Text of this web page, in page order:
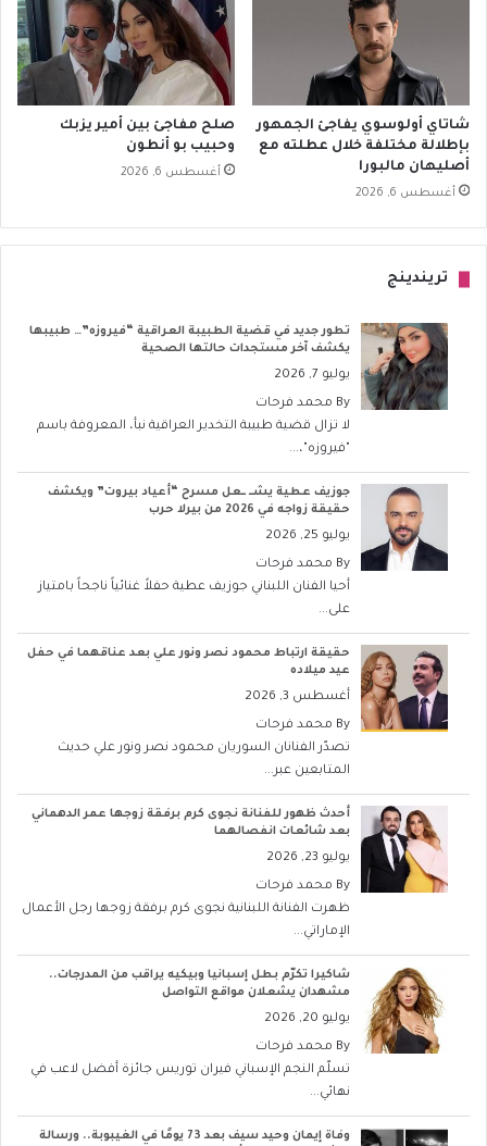
شاتاي أولوسوي يفاجئ الجمهور
بإطلالة مختلفة خلال عطلته مع
أصليهان مالبورا
أغسطس 6, 2026
صلح مفاجئ بين أمير يزبك
وحبيب بو أنطون
أغسطس 6, 2026
تريندينج
تطور جديد في قضية الطبيبة العراقية “فيروزه”… طبيبها
يكشف آخر مستجدات حالتها الصحية
يوليو 7, 2026
By محمد فرحات
لا تزال قضية طبيبة التخدير العراقية نبأ، المعروفة باسم
"فيروزه"،...
جوزيف عطية يشــ ــعل مسرح “أعياد بيروت” ويكشف
حقيقة زواجه في 2026 من بيرلا حرب
يوليو 25, 2026
By محمد فرحات
أحيا الفنان اللبناني جوزيف عطية حفلاً غنائياً ناجحاً بامتياز
على...
حقيقة ارتباط محمود نصر ونور علي بعد عناقهما في حفل
عيد ميلاده
أغسطس 3, 2026
By محمد فرحات
تصدّر الفنانان السوريان محمود نصر ونور علي حديث
المتابعين عبر...
أحدث ظهور للفنانة نجوى كرم برفقة زوجها عمر الدهماني
بعد شائعات انفصالهما
يوليو 23, 2026
By محمد فرحات
ظهرت الفنانة اللبنانية نجوى كرم برفقة زوجها رجل الأعمال
الإماراتي...
شاكيرا تكرّم بطل إسبانيا وبيكيه يراقب من المدرجات..
مشهدان يشعلان مواقع التواصل
يوليو 20, 2026
By محمد فرحات
تسلّم النجم الإسباني فيران توريس جائزة أفضل لاعب في
نهائي...
وفاة إيمان وحيد سيف بعد 73 يومًا في الغيبوبة.. ورسالة